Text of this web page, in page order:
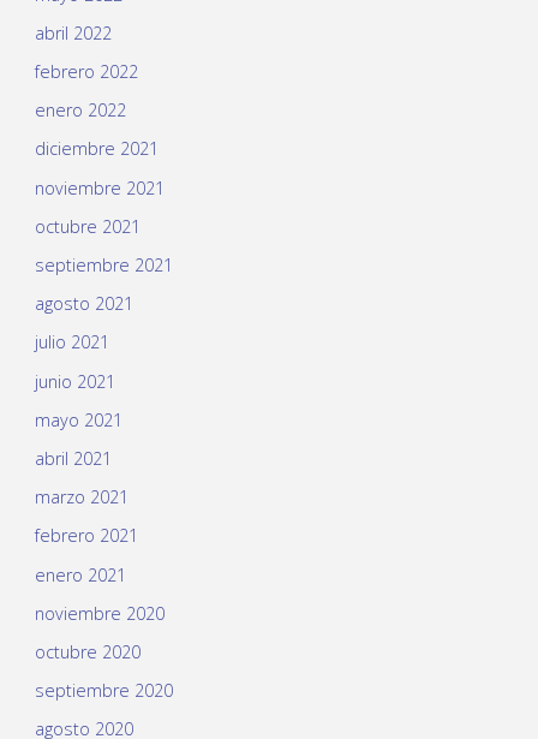
abril 2022
febrero 2022
enero 2022
diciembre 2021
noviembre 2021
octubre 2021
septiembre 2021
agosto 2021
julio 2021
junio 2021
mayo 2021
abril 2021
marzo 2021
febrero 2021
enero 2021
noviembre 2020
octubre 2020
septiembre 2020
agosto 2020